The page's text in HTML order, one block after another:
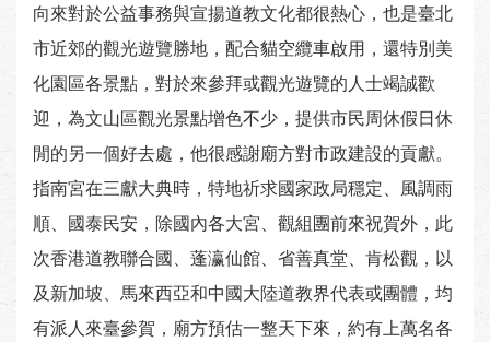
向來對於公益事務與宣揚道教文化都很熱心，也是臺北
市近郊的觀光遊覽勝地，配合貓空纜車啟用，還特別美
化園區各景點，對於來參拜或觀光遊覽的人士竭誠歡
迎，為文山區觀光景點增色不少，提供市民周休假日休
閒的另一個好去處，他很感謝廟方對市政建設的貢獻。
指南宮在三獻大典時，特地祈求國家政局穩定、風調雨
順、國泰民安，除國內各大宮、觀組團前來祝賀外，此
次香港道教聯合國、蓬瀛仙館、省善真堂、肯松觀，以
及新加坡、馬來西亞和中國大陸道教界代表或團體，均
有派人來臺參賀，廟方預估一整天下來，約有上萬名各